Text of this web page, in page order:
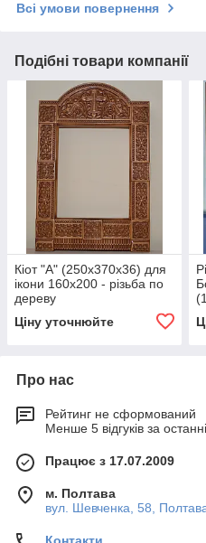
Всі умови повернення
Подібні товари компанії
Кіот "А" (250х370х36) для
ікони 160х200 - різьба по
дереву
Ціну уточнюйте
Про нас
Рейтинг не сформований
Менше 5 відгуків за
Працює з 17.07.2009
м. Полтава
вул. Шевченка, 58,